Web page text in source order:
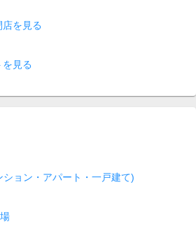
を見る
見る
ョン・アパート・一戸建て)